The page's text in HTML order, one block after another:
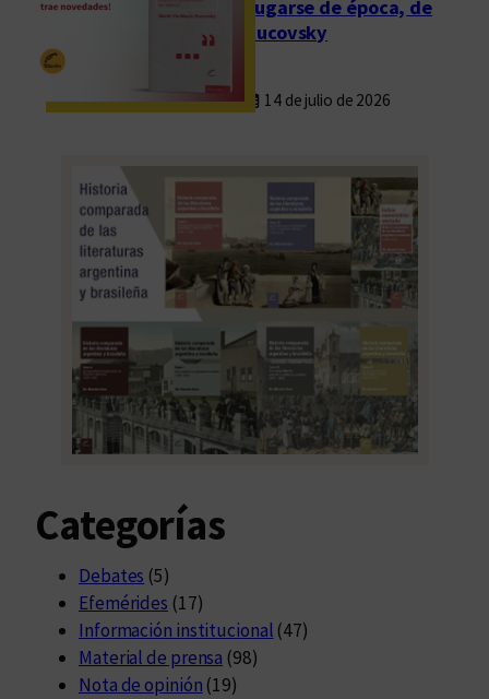
Fugarse de época, de
Rucovsky
14 de julio de 2026
Categorías
Debates (5)
Efemérides (17)
Información institucional (47)
Material de prensa (98)
Nota de opinión (19)